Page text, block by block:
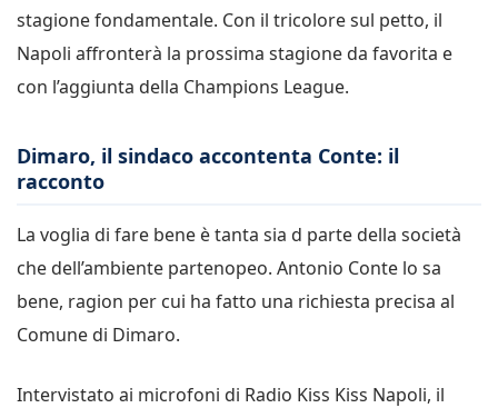
stagione fondamentale. Con il tricolore sul petto, il
Napoli affronterà la prossima stagione da favorita e
con l’aggiunta della Champions League.
Dimaro, il sindaco accontenta Conte: il
racconto
La voglia di fare bene è tanta sia d parte della società
che dell’ambiente partenopeo. Antonio Conte lo sa
bene, ragion per cui ha fatto una richiesta precisa al
Comune di Dimaro.
Intervistato ai microfoni di Radio Kiss Kiss Napoli, il